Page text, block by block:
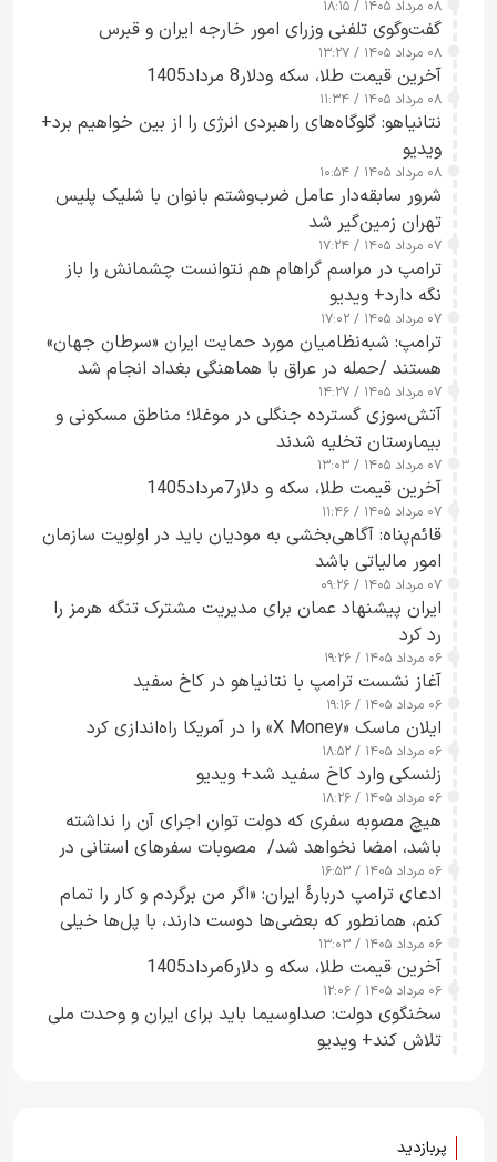
۰۸ مرداد ۱۴۰۵ / ۱۸:۱۵
گفت‌وگوی تلفنی وزرای امور خارجه ایران و قبرس
۰۸ مرداد ۱۴۰۵ / ۱۳:۲۷
آخرین قیمت طلا، سکه ودلار8 مرداد1405
۰۸ مرداد ۱۴۰۵ / ۱۱:۳۴
نتانیاهو: گلوگاه‌های راهبردی انرژی را از بین خواهیم برد+
ویدیو
۰۸ مرداد ۱۴۰۵ / ۱۰:۵۴
شرور سابقه‌دار عامل ضرب‌وشتم بانوان با شلیک پلیس
تهران زمین‌گیر شد
۰۷ مرداد ۱۴۰۵ / ۱۷:۲۴
ترامپ در مراسم گراهام هم نتوانست چشمانش را باز
نگه دارد+ ویدیو
۰۷ مرداد ۱۴۰۵ / ۱۷:۰۲
ترامپ: شبه‌نظامیان مورد حمایت ایران «سرطان جهان»
هستند /حمله در عراق با هماهنگی بغداد انجام شد
۰۷ مرداد ۱۴۰۵ / ۱۴:۲۷
آتش‌سوزی گسترده جنگلی در موغلا؛ مناطق مسکونی و
بیمارستان تخلیه شدند
۰۷ مرداد ۱۴۰۵ / ۱۳:۰۳
آخرین قیمت طلا، سکه و دلار7مرداد1405
۰۷ مرداد ۱۴۰۵ / ۱۱:۴۶
قائم‌پناه: آگاهی‌بخشی به مودیان باید در اولویت سازمان
امور مالیاتی باشد
۰۷ مرداد ۱۴۰۵ / ۰۹:۲۶
ایران پیشنهاد عمان برای مدیریت مشترک تنگه هرمز را
رد کرد
۰۶ مرداد ۱۴۰۵ / ۱۹:۲۶
آغاز نشست ترامپ با نتانیاهو در کاخ سفید
۰۶ مرداد ۱۴۰۵ / ۱۹:۱۶
ایلان ماسک «X Money» را در آمریکا راه‌اندازی کرد
۰۶ مرداد ۱۴۰۵ / ۱۸:۵۲
زلنسکی وارد کاخ سفید شد+ ویدیو
۰۶ مرداد ۱۴۰۵ / ۱۸:۲۶
هیچ مصوبه سفری که دولت توان اجرای آن را نداشته
باشد، امضا نخواهد شد/ مصوبات سفرهای استانی در
چارچوب قانون بودجه است+ عکس
۰۶ مرداد ۱۴۰۵ / ۱۶:۵۳
ادعای ترامپ دربارهٔ ایران: «اگر من برگردم و کار را تمام
کنم، همانطور که بعضی‌ها دوست دارند، با پل‌ها خیلی
راحت می‌توانم بیشتر پل‌هایشان را در کمتر از یک
ساعت از بین ببرم+ ویدیو
۰۶ مرداد ۱۴۰۵ / ۱۳:۰۳
آخرین قیمت طلا، سکه و دلار6مرداد1405
۰۶ مرداد ۱۴۰۵ / ۱۲:۰۶
سخنگوی دولت: صداوسیما باید برای ایران و وحدت ملی
تلاش کند+ ویدیو
پربازدید